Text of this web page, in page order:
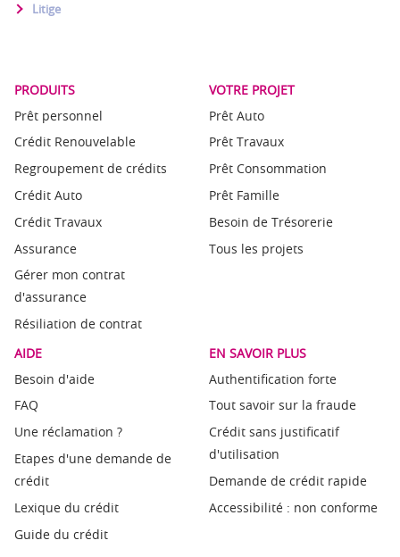
Litige
PRODUITS
Prêt personnel
Crédit Renouvelable
Regroupement de crédits
Crédit Auto
Crédit Travaux
Assurance
Gérer mon contrat
d'assurance
Résiliation de contrat
VOTRE PROJET
Prêt Auto
Prêt Travaux
Prêt Consommation
Prêt Famille
Besoin de Trésorerie
Tous les projets
AIDE
Besoin d'aide
FAQ
Une réclamation ?
Etapes d'une demande de
crédit
Lexique du crédit
Guide du crédit
EN SAVOIR PLUS
Authentification forte
Tout savoir sur la fraude
Crédit sans justificatif
d'utilisation
Demande de crédit rapide
Accessibilité : non conforme